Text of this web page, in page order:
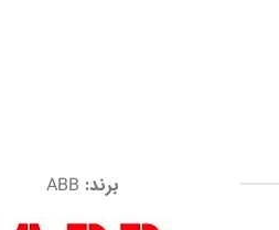
برند: ABB